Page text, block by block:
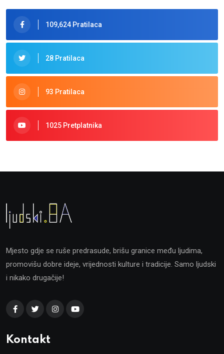
109,624 Pratilaca
28 Pratilaca
93 Pratilaca
1025 Pretplatnika
Mjesto gdje se ruše predrasude, brišu granice među ljudima,
promovišu dobre ideje, vrijednosti kulture i tradicije. Samo ljudski
i nikako drugačije!
Kontakt